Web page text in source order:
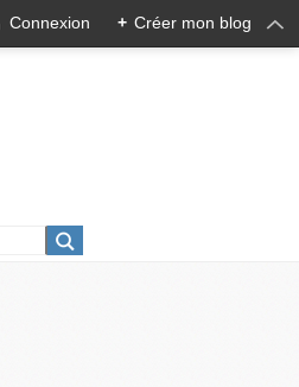
Connexion + Créer mon blog